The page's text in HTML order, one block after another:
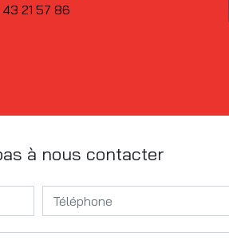
43 21 57 86
à nous contacter